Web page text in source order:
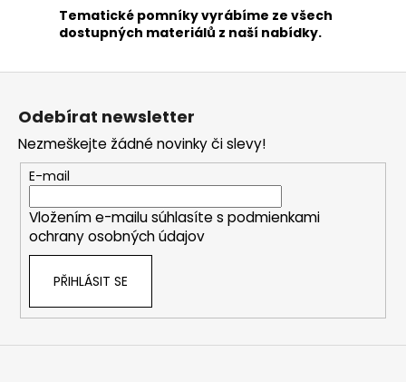
Tematické pomníky vyrábíme ze všech
dostupných materiálů z naší nabídky.
Odebírat newsletter
Nezmeškejte žádné novinky či slevy!
E-mail
Vložením e-mailu súhlasíte s podmienkami
ochrany osobných údajov
PŘIHLÁSIT SE